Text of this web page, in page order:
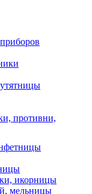
противни,
икорницы
мельницы